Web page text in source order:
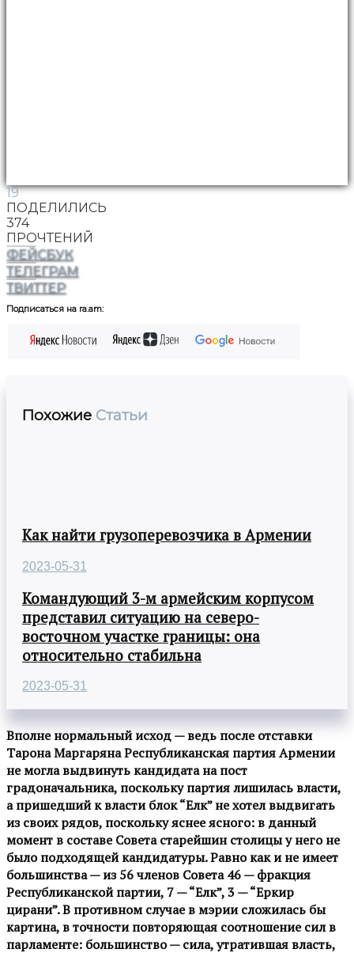
19
ПОДЕЛИЛИСЬ
374
ПРОЧТЕНИЙ
ФЕЙСБУК
ТЕЛЕГРАМ
ТВИТТЕР
Подписаться на ra.am:
Похожие Статьи
Как найти грузоперевозчика в Армении
2023-05-31
Командующий 3-м армейским корпусом
представил ситуацию на северо-
восточном участке границы: она
относительно стабильна
2023-05-31
Вполне нормальный исход — ведь после отставки
Тарона Маргаряна Республиканская партия Армении
не могла выдвинуть кандидата на пост
градоначальника, поскольку партия лишилась власти,
а пришедший к власти блок “Елк” не хотел выдвигать
из своих рядов, поскольку яснее ясного: в данный
момент в составе Совета старейшин столицы у него не
было подходящей кандидатуры. Равно как и не имеет
большинства — из 56 членов Совета 46 — фракция
Республиканской партии, 7 — “Елк”, 3 — “Еркир
цирани”. В противном случае в мэрии сложилась бы
картина, в точности повторяющая соотношение сил в
парламенте: большинство — сила, утратившая власть,